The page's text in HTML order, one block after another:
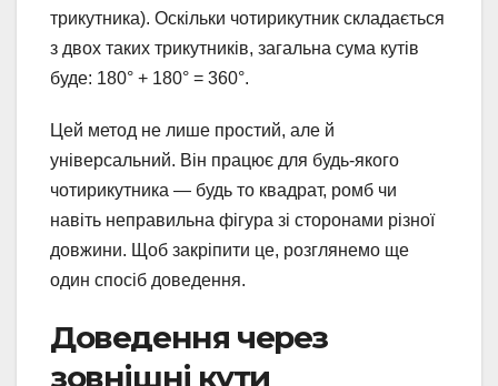
трикутника). Оскільки чотирикутник складається
з двох таких трикутників, загальна сума кутів
буде: 180° + 180° = 360°.
Цей метод не лише простий, але й
універсальний. Він працює для будь-якого
чотирикутника — будь то квадрат, ромб чи
навіть неправильна фігура зі сторонами різної
довжини. Щоб закріпити це, розглянемо ще
один спосіб доведення.
Доведення через
зовнішні кути